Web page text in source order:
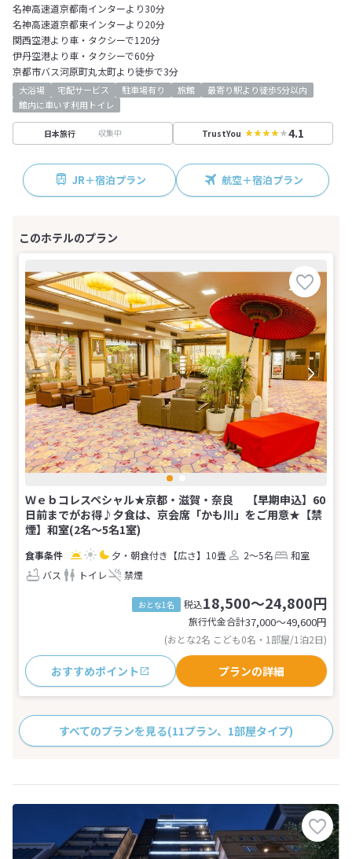
名神高速道京都南インターより30分
名神高速道京都東インターより20分
関西空港より車・タクシーで120分
伊丹空港より車・タクシーで60分
京都市バス河原町丸太町より徒歩で3分
大浴場 宅配サービス 駐車場有り 旅館
最寄り駅より徒歩5分以内
館内に車いす利用トイレ
日本旅行 収集中 TrustYou 4.1
JR＋宿泊プラン 航空＋宿泊プラン
Ｗｅｂコレスペシャル★京都・滋賀・奈良 【早期申込】60
日前までがお得♪夕食は、京会席「かも川」をご用意★【禁
煙】和室(2名～5名1室)
夕・朝食付き 【広さ】10畳 2～5名
和室
バス
トイレ 禁煙
おとな1名 税込18,500～24,800円
旅行代金合計37,000〜49,600円
(おとな2名 こども0名・1部屋/1泊2日)
おすすめポイント プランの詳細
すべてのプランを見る(11プラン、1部屋タイプ)